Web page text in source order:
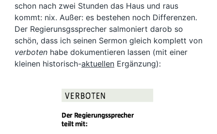
schon nach zwei Stunden das Haus und raus
kommt: nix. Außer: es bestehen noch Differenzen.
Der Regierunsgssprecher salmoniert darob so
schön, dass ich seinen Sermon gleich komplett von
verboten habe dokumentieren lassen (mit einer
kleinen historisch-aktuellen Ergänzung):